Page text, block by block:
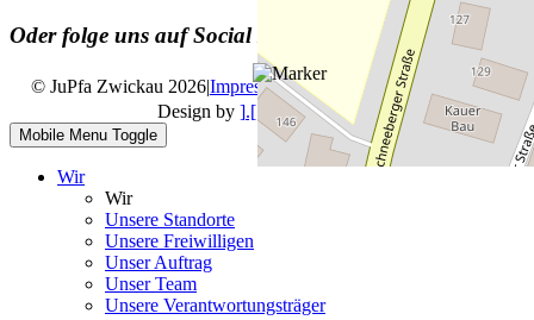
Oder folge uns auf Social Media
© JuPfa Zwickau 2026|Impressum|Datenschutz|
Design by ].[ mediengestalter
Mobile Menu Toggle
Wir
Wir
Unsere Standorte
Unsere Freiwilligen
Unser Auftrag
Unser Team
Unsere Verantwortungsträger